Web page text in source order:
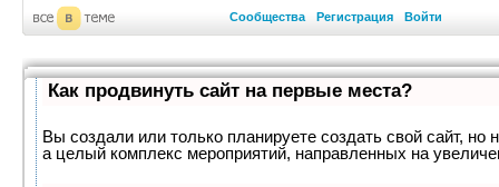
Сообщества Регистрация Войти
Как продвинуть сайт на первые места?
Вы создали или только планируете создать свой сайт, но
а целый комплекс мероприятий, направленных на